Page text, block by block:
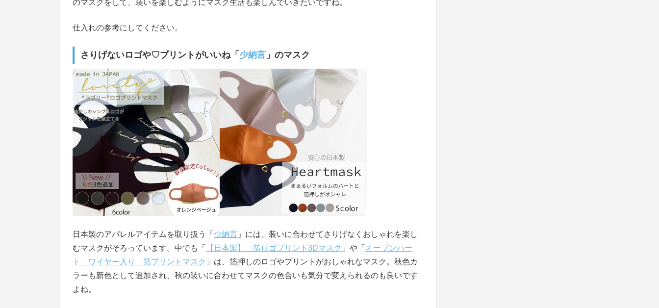
のマスクをして、装いを楽しむようにマスク生活も楽しんでいきたいですね。
仕入れの参考にしてください。
さりげないロゴや♡プリントがいいね「 少納言 」のマスク
日本製のアパレルアイテムを取り扱う「 少納言 」には、装いに合わせてさりげなくおしゃれを楽し
むマスクがそろっています。中でも「
【日本製】 箔ロゴプリント3Dマスク 」や「 オープンハー
ト ワイヤー入り 箔プリントマスク 」は、箔押しのロゴやプリントがおしゃれなマスク。秋色カ
ラーも新色として追加され、秋の装いに合わせてマスクの色合いも気分で変えられるのも良いです
よね。